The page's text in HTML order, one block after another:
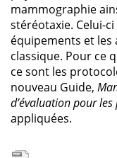
mammographie
stéréotaxie. Celui-
équipements et les
classique. Pour ce
ce sont les
nouveau Guide,
d’évaluation pour
appliquées.